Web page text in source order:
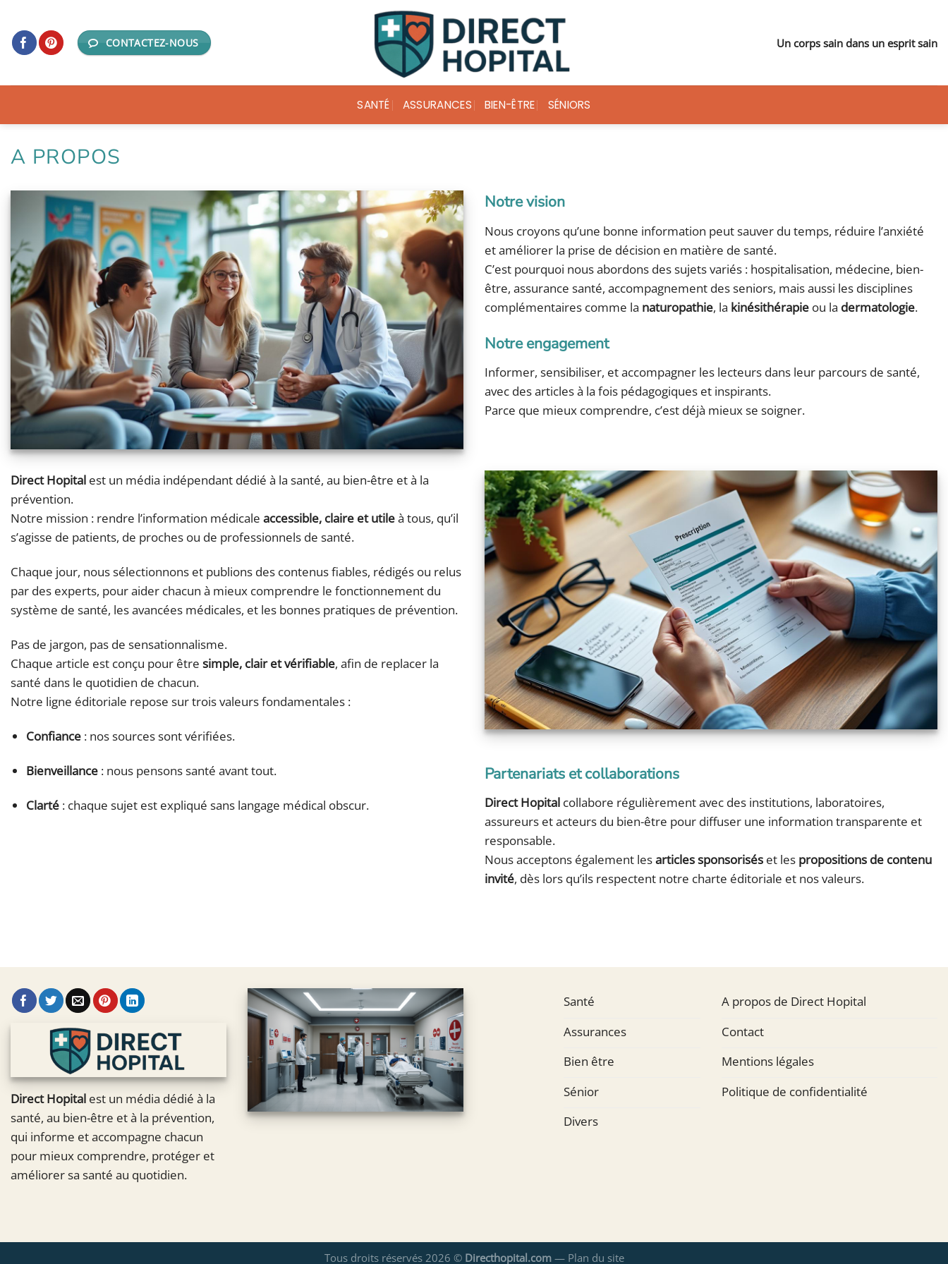
contenu
CONTACTEZ-NOUS Un corps sain dans un esprit sain
SANTÉ ASSURANCES BIEN-ÊTRE SÉNIORS
A PROPOS
Notre vision
Nous croyons qu’une bonne information peut sauver du temps, réduire l’anxiété
et améliorer la prise de décision en matière de santé.
C’est pourquoi nous abordons des sujets variés : hospitalisation, médecine, bien-
être, assurance santé, accompagnement des seniors, mais aussi les disciplines
complémentaires comme la naturopathie, la kinésithérapie ou la dermatologie.
Notre engagement
Informer, sensibiliser, et accompagner les lecteurs dans leur parcours de santé,
avec des articles à la fois pédagogiques et inspirants.
Parce que mieux comprendre, c’est déjà mieux se soigner.
Direct Hopital est un média indépendant dédié à la santé, au bien-être et à la
prévention.
Notre mission : rendre l’information médicale accessible, claire et utileà tous, qu’il
s’agisse de patients, de proches ou de professionnels de santé.
Chaque jour, nous sélectionnons et publions des contenus fiables, rédigés ou relus
par des experts, pour aider chacun à mieux comprendre le fonctionnement du
système de santé, les avancées médicales, et les bonnes pratiques de prévention.
Pas de jargon, pas de sensationnalisme.
Chaque article est conçu pour être simple, clair et vérifiable, afin de replacer la
santé dans le quotidien de chacun.
Notre ligne éditoriale repose sur trois valeurs fondamentales :
Confiance : nos sources sont vérifiées.
Bienveillance : nous pensons santé avant tout.
Clarté : chaque sujet est expliqué sans langage médical obscur.
Partenariats et collaborations
Direct Hopital collabore régulièrement avec des institutions, laboratoires,
assureurs et acteurs du bien-être pour diffuser une information transparente et
responsable.
Nous acceptons également lesarticles sponsorisés et les propositions de contenu
invité, dès lors qu’ils respectent notre charte éditoriale et nos valeurs.
Direct Hopital est un média dédié à la
santé, au bien-être et à la prévention,
qui informe et accompagne chacun
pour mieux comprendre, protéger et
améliorer sa santé au quotidien.
Santé
Assurances
Bien être
Sénior
Divers
A propos de Direct Hopital
Contact
Mentions légales
Politique de confidentialité
Tous droits réservés 2026 © Directhopital.com— Plan du site